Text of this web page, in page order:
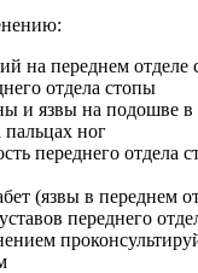
на переднем отделе
отдела стопы
и язвы на подошве в
ног
переднего отдела
(язвы в переднем
переднего